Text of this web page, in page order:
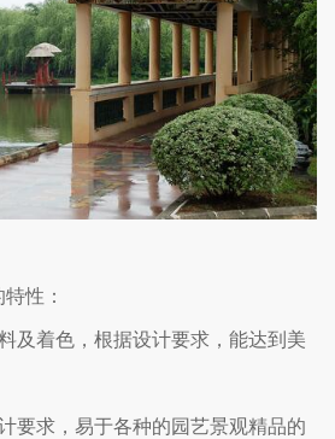
特性：
及着色，根据设计要求，能达到美
要求，易于各种的园艺景观精品的